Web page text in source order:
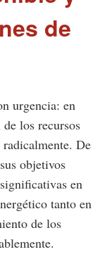
de
urgencia: en
los recursos
radicalmente. De
objetivos
en
tanto en
de los